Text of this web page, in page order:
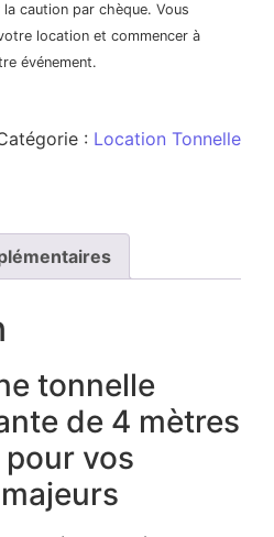
caution par chèque. Vous
location et commencer à
événement.
: Location Tonnelle
tonnelle
de 4 mètres
vos